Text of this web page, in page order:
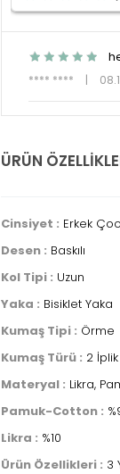
**** ****
|
ÜRÜN
Cinsiyet : Erkek
Desen : Baskılı
Kol Tipi : Uzun
Yaka : Bisiklet Yaka
Kumaş Tipi : Örme
Kumaş Türü : 2 İplik
Materyal : Likra,
Pamuk-Cotton :
Likra : %10
Ürün Özellikleri : 3